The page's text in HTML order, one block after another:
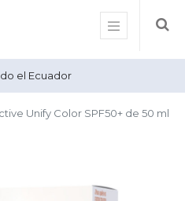
el Ecuador
Unify Color SPF50+ de 50 ml